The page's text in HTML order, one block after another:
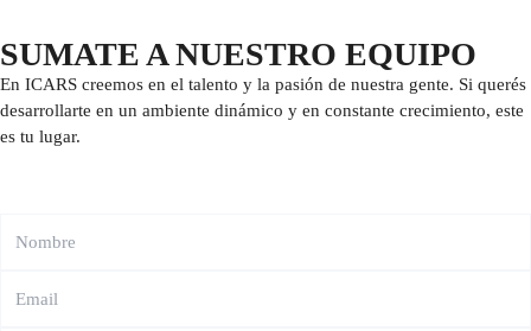
SUMATE A NUESTRO EQUIPO
En ICARS creemos en el talento y la pasión de nuestra gente. Si querés
desarrollarte en un ambiente dinámico y en constante crecimiento, este
es tu lugar.